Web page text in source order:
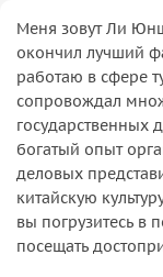
Меня зовут Ли
окончил лучший
работаю в сфере
сопровождал
государственных
богатый опыт
деловых
китайскую
вы погрузитесь в
посещать